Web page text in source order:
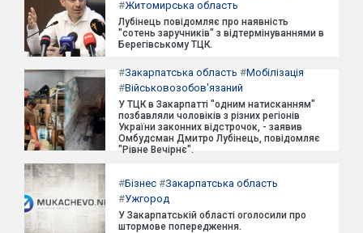
#Житомирська область
Лубінець повідомляє про наявність
"сотень заручників" з відтермінуваннями в
Берегівському ТЦК.
#Закарпатська область #Мобілізація
#Військовозобов'язаний
У ТЦК в Закарпатті "одним натисканням"
позбавляли чоловіків з різних регіонів
України законних відстрочок, - заявив
Омбудсман Дмитро Лубінець, повідомляє
"Рівне Вечірнє".
#Бізнес #Закарпатська область
#Ужгород
У Закарпатській області оголосили про
штормове попередження.